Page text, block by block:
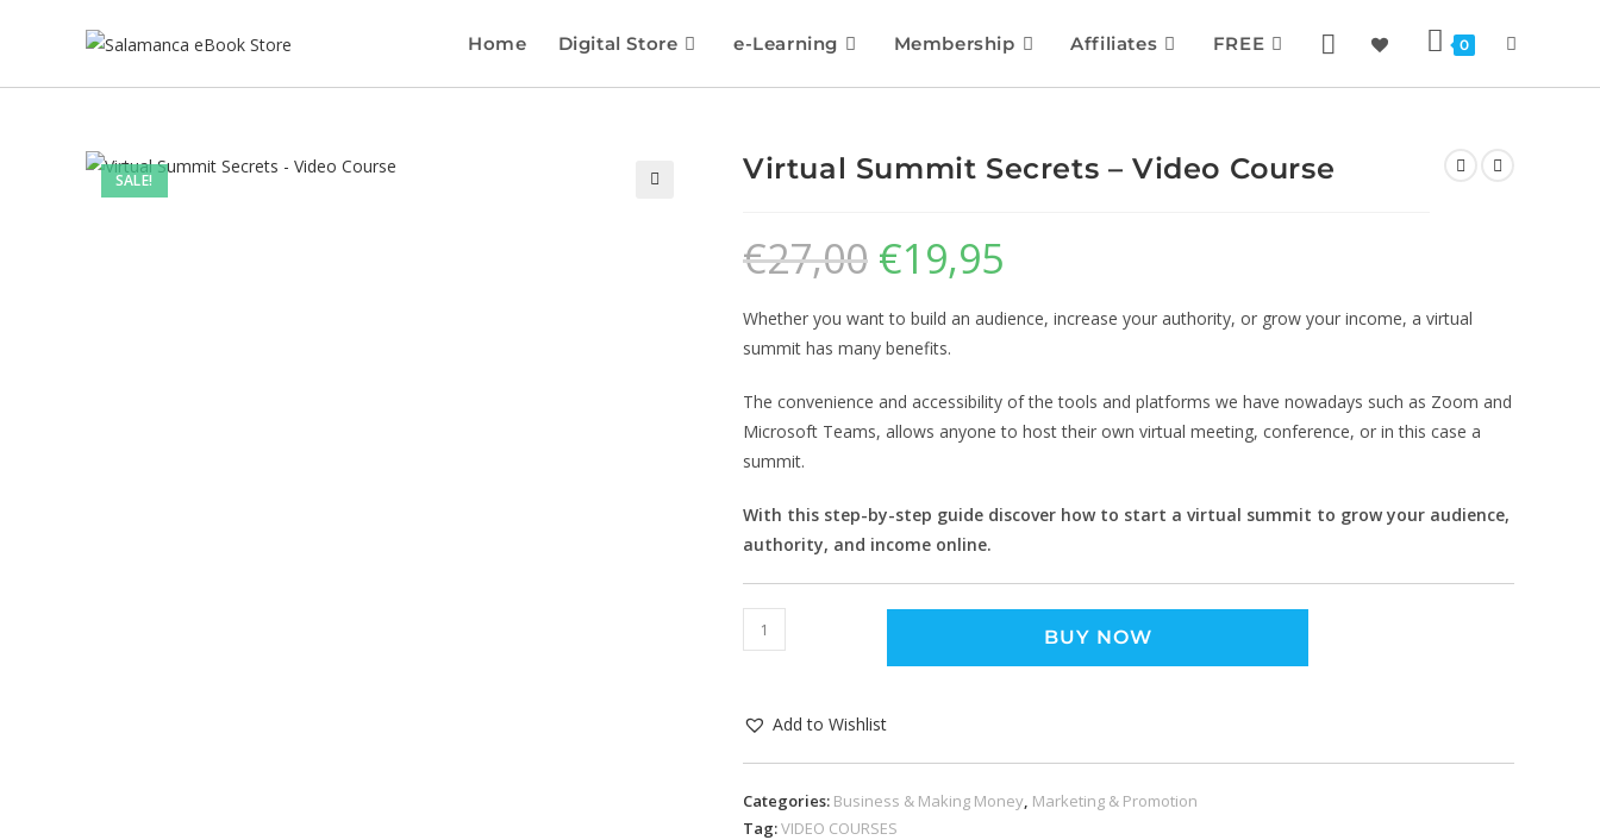
Home Digital Store e-Learning Membership Affiliates FREE 0
SALE! Virtual Summit Secrets – Video Course
€27,00 €19,95
Whether you want to build an audience, increase your authority, or grow your income, a virtual
summit has many benefits.
The convenience and accessibility of the tools and platforms we have nowadays such as Zoom and
Microsoft Teams, allows anyone to host their own virtual meeting, conference, or in this case a
summit.
With this step-by-step guide discover how to start a virtual summit to grow your audience,
authority, and income online.
BUY NOW
Add to Wishlist
Categories: Business & Making Money, Marketing & Promotion
Tag:VIDEO COURSES